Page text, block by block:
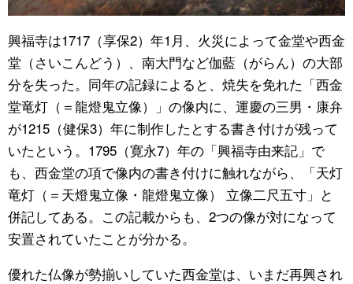
興福寺は1717（享保2）年1月、火災によって金堂や西金
堂（さいこんどう）、南大門など伽藍（がらん）の大部
分を失った。同年の記録によると、焼失を免れた「西金
堂竜灯（＝龍燈鬼立像）」の像内に、運慶の三男・康弁
が1215（健保3）年に制作したとする書き付けが残って
いたという。1795（寛永7）年の「興福寺由来記」で
も、西金堂の項で像内の書き付けに触れながら、「天灯
竜灯（＝天燈鬼立像・龍燈鬼立像） 立像二尺五寸」と
併記してある。この記載からも、2つの像が対になって
安置されていたことが分かる。
優れた仏像が勢揃いしていた西金堂は、いまだ再興され